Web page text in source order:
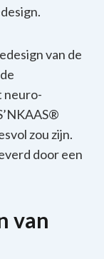
van de
neuro-
zou zijn.
door een
van